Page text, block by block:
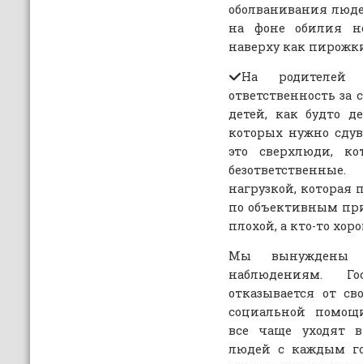
оболванивания
на фоне обилия
наверху как
На родителей
ответственность
детей, как будто
которых нужно
это сверхлюди,
нагрузкой, которая
по объективным
плохой, а кто-то
Мы вынуждены
наблюдениям.
отказывается от
социальной
все чаще уходят
людей с каждым